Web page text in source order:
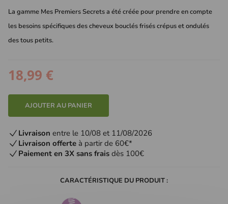
La gamme Mes Premiers Secrets a été créée pour prendre en compte
les besoins spécifiques des cheveux bouclés frisés crépus et ondulés
des tous petits.
18,99 €
AJOUTER AU PANIER
Livraison entre le 10/08 et 11/08/2026
Livraison offerte à partir de 60€*
Paiement en 3X sans frais dès 100€
CARACTÉRISTIQUE DU PRODUIT :